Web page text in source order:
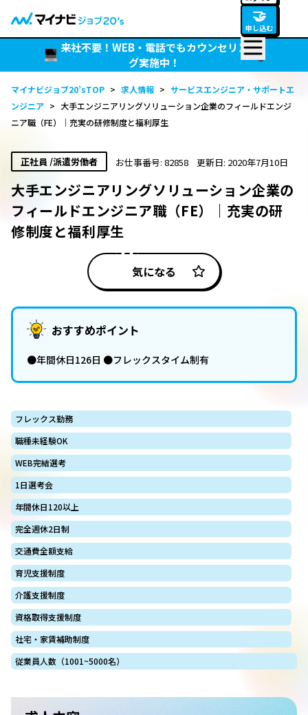
🤝
申し込む
来社不要！WEB・電話でもカウンセリン
グ実施中！
マイナビジョブ20’sTOP > 求人情報 > サービスエンジニア・サポートエ
ンジニア > 大手エンジニアリングソリューション企業のフィールドエンジ
ニア職（FE）｜充実の研修制度と福利厚生
正社員 /派遣労働者 お仕事番号: 82858 更新日: 2020年7月10日
大手エンジニアリングソリューション企業の
フィールドエンジニア職（FE）｜充実の研
修制度と福利厚生
気になる
おすすめポイント
●年間休日126日 ●フレックスタイム制有
フレックス勤務
職種未経験OK
WEB完結選考
1日選考会
年間休日120以上
完全週休2日制
交通費全額支給
育児支援制度
介護支援制度
資格取得支援制度
社宅・家賃補助制度
従業員人数（1001~5000名）